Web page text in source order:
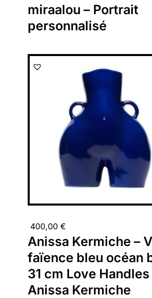
miraalou – Portrait
personnalisé
400,00 €
Anissa Kermiche –
faïence bleu océan
31 cm Love Handles
Anissa Kermiche